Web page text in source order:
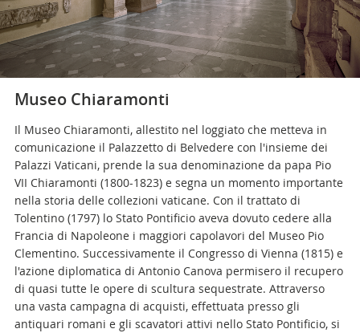
Museo Chiaramonti
Il Museo Chiaramonti, allestito nel loggiato che metteva in
comunicazione il Palazzetto di Belvedere con l'insieme dei
Palazzi Vaticani, prende la sua denominazione da papa Pio
VII Chiaramonti (1800-1823) e segna un momento importante
nella storia delle collezioni vaticane. Con il trattato di
Tolentino (1797) lo Stato Pontificio aveva dovuto cedere alla
Francia di Napoleone i maggiori capolavori del Museo Pio
Clementino. Successivamente il Congresso di Vienna (1815) e
l'azione diplomatica di Antonio Canova permisero il recupero
di quasi tutte le opere di scultura sequestrate. Attraverso
una vasta campagna di acquisti, effettuata presso gli
antiquari romani e gli scavatori attivi nello Stato Pontificio, si